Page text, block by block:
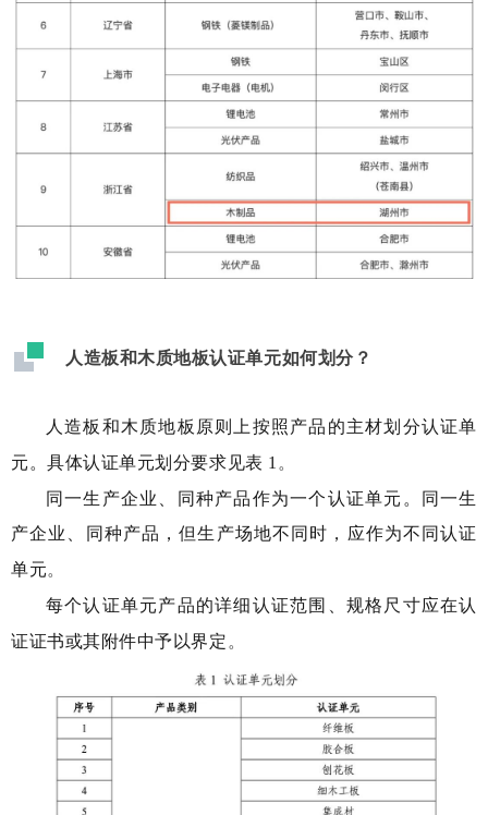
人造板和木质地板认证单元如何划分？
人造板和木质地板原则上按照产品的主材划分认证单
元。具体认证单元划分要求见表 1。
同一生产企业、同种产品作为一个认证单元。同一生
产企业、同种产品，但生产场地不同时，应作为不同认证
单元。
每个认证单元产品的详细认证范围、规格尺寸应在认
证证书或其附件中予以界定。